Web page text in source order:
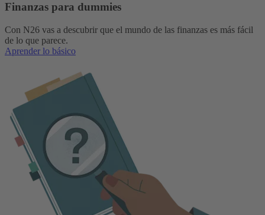
Finanzas para dummies
Con N26 vas a descubrir que el mundo de las finanzas es más fácil
de lo que parece.
Aprender lo básico